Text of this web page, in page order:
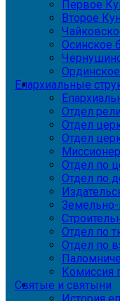
Первое
Второе
Осинское
Епархиальные
Отдел
Отдел
Отдел
Отдел по
Отдел по
Отдел по
Отдел по
Комиссия
Святые и святыни